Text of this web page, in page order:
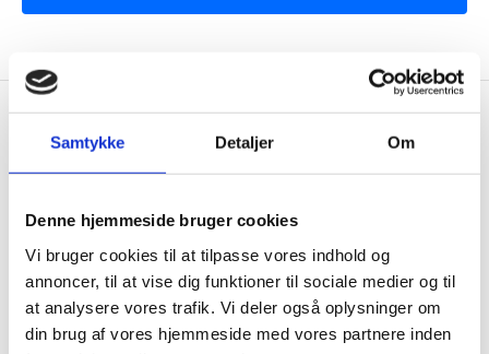
Samtykke Detaljer Om
Denne hjemmeside bruger cookies
Vi bruger cookies til at tilpasse vores indhold og
annoncer, til at vise dig funktioner til sociale medier og til
at analysere vores trafik. Vi deler også oplysninger om
din brug af vores hjemmeside med vores partnere inden
Gastrobutikken.dk
Gastrobutikken ApS
7430 Ikast
CVR: 38952986
Telefon træffetid:
Kontakt@gastrobutikken.dk